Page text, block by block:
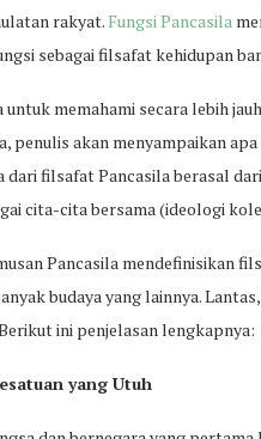
rakyat. Fungsi Pancasila
sebagai filsafat kehidupan
memahami secara lebih
penulis akan menyampaikan
filsafat Pancasila berasal
cita-cita bersama (ideologi
Pancasila mendefinisikan
budaya yang lainnya.
ini penjelasan lengkapnya:
yang Utuh